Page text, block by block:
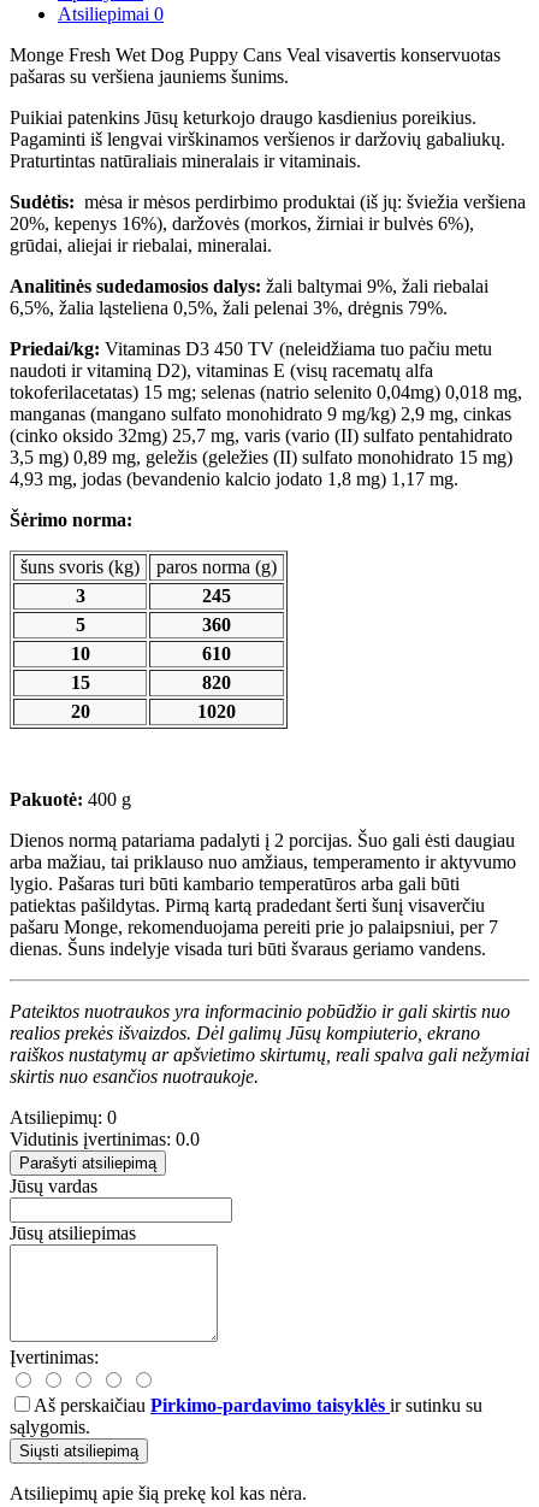
Atsiliepimai 0
Monge Fresh Wet Dog Puppy Cans Veal visavertis konservuotas
pašaras su veršiena jauniems šunims.
Puikiai patenkins Jūsų keturkojo draugo kasdienius poreikius.
Pagaminti iš lengvai virškinamos veršienos ir daržovių gabaliukų.
Praturtintas natūraliais mineralais ir vitaminais.
Sudėtis: mėsa ir mėsos perdirbimo produktai (iš jų: šviežia veršiena
20%, kepenys 16%), daržovės (morkos, žirniai ir bulvės 6%),
grūdai, aliejai ir riebalai, mineralai.
Analitinės sudedamosios dalys: žali baltymai 9%, žali riebalai
6,5%, žalia ląsteliena 0,5%, žali pelenai 3%, drėgnis 79%.
Priedai/kg: Vitaminas D3 450 TV (neleidžiama tuo pačiu metu
naudoti ir vitaminą D2), vitaminas E (visų racematų alfa
tokoferilacetatas) 15 mg; selenas (natrio selenito 0,04mg) 0,018 mg,
manganas (mangano sulfato monohidrato 9 mg/kg) 2,9 mg, cinkas
(cinko oksido 32mg) 25,7 mg, varis (vario (II) sulfato pentahidrato
3,5 mg) 0,89 mg, geležis (geležies (II) sulfato monohidrato 15 mg)
4,93 mg, jodas (bevandenio kalcio jodato 1,8 mg) 1,17 mg.
Šėrimo norma:
šuns svoris (kg)
paros norma (g)
3
245
5
360
10
610
15
820
20
1020
Pakuotė: 400 g
Dienos normą patariama padalyti į 2 porcijas. Šuo gali ėsti daugiau
arba mažiau, tai priklauso nuo amžiaus, temperamento ir aktyvumo
lygio. Pašaras turi būti kambario temperatūros arba gali būti
patiektas pašildytas. Pirmą kartą pradedant šerti šunį visaverčiu
pašaru Monge, rekomenduojama pereiti prie jo palaipsniui, per 7
dienas. Šuns indelyje visada turi būti švaraus geriamo vandens.
Pateiktos nuotraukos yra informacinio pobūdžio ir gali skirtis nuo
realios prekės išvaizdos. Dėl galimų Jūsų kompiuterio, ekrano
raiškos nustatymų ar apšvietimo skirtumų, reali spalva gali nežymiai
skirtis nuo esančios nuotraukoje.
Atsiliepimų: 0
Vidutinis įvertinimas: 0.0
Parašyti atsiliepimą
Jūsų vardas
Jūsų atsiliepimas
Įvertinimas:
Aš perskaičiau Pirkimo-pardavimo taisyklės ir sutinku su
sąlygomis.
Siųsti atsiliepimą
Atsiliepimų apie šią prekę kol kas nėra.